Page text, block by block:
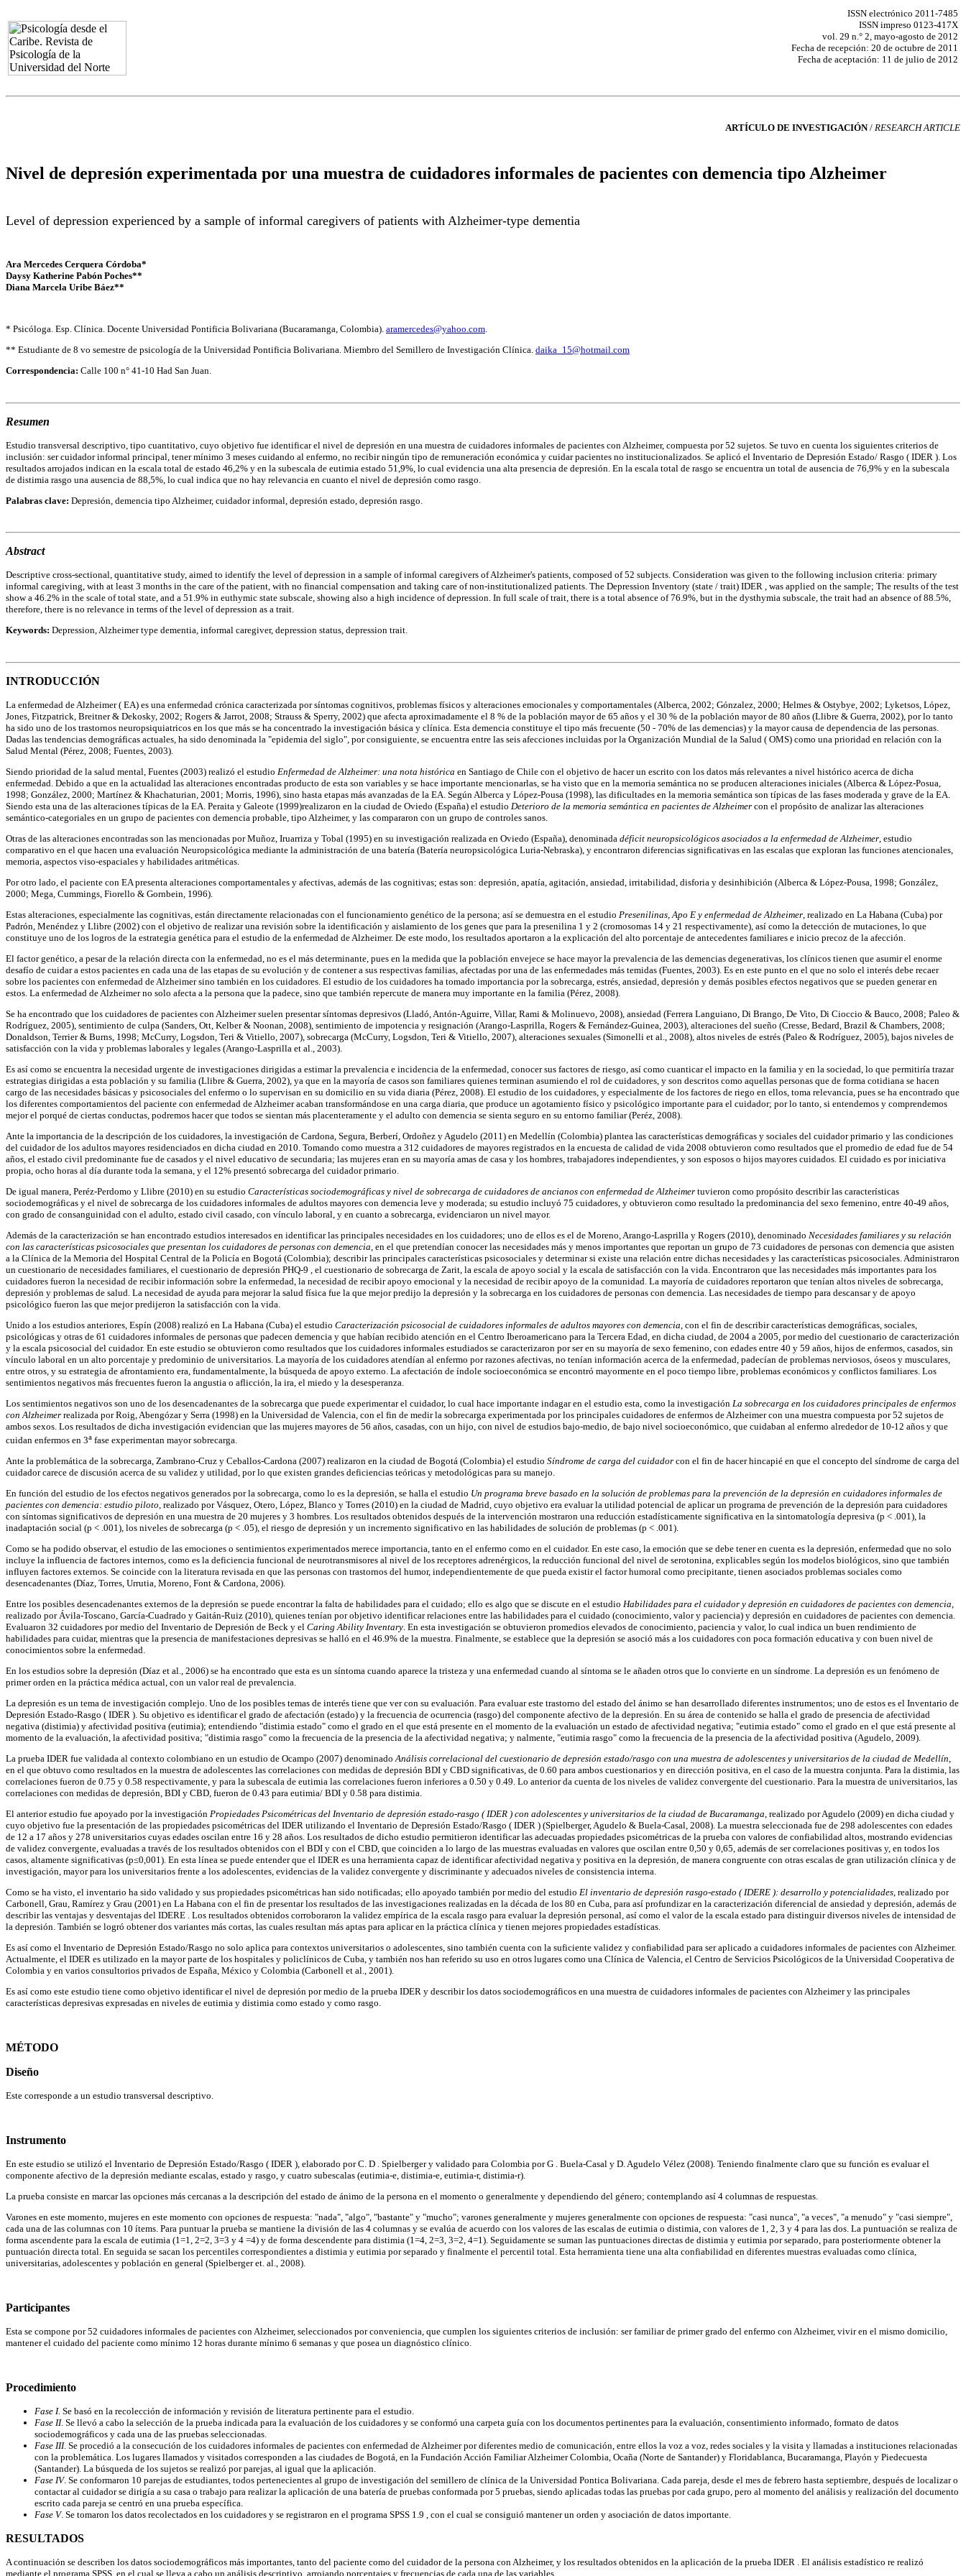
ISSN electrónico 2011-7485
ISSN impreso 0123-417X
vol. 29 n.° 2, mayo-agosto de 2012
Fecha de recepción: 20 de octubre de 2011
Fecha de aceptación: 11 de julio de 2012
ARTÍCULO DE INVESTIGACIÓN/ RESEARCH ARTICLE
Nivel de depresión experimentada por una muestra de cuidadores informales de pacientes con demencia tipo Alzheimer
Level of depression experienced by a sample of informal caregivers of patients with Alzheimer-type dementia
Ara Mercedes Cerquera Córdoba*
Daysy Katherine Pabón Poches**
Diana Marcela Uribe Báez**
* Psicóloga. Esp. Clínica. Docente Universidad Pontificia Bolivariana (Bucaramanga, Colombia). aramercedes@yahoo.com.
** Estudiante de 8 vo semestre de psicología de la Universidad Pontificia Bolivariana. Miembro del Semillero de Investigación Clínica. daika_15@hotmail.com
Correspondencia: Calle 100 n° 41-10 Had San Juan.
Resumen
Estudio transversal descriptivo, tipo cuantitativo, cuyo objetivo fue identificar el nivel de depresión en una muestra de cuidadores informales de pacientes con Alzheimer, compuesta por 52 sujetos. Se tuvo en cuenta los siguientes criterios de
inclusión: ser cuidador informal principal, tener mínimo 3 meses cuidando al enfermo, no recibir ningún tipo de remuneración económica y cuidar pacientes no institucionalizados. Se aplicó el Inventario de Depresión Estado/ Rasgo ( IDER ). Los
resultados arrojados indican en la escala total de estado 46,2% y en la subescala de eutimia estado 51,9%, lo cual evidencia una alta presencia de depresión. En la escala total de rasgo se encuentra un total de ausencia de 76,9% y en la subescala
de distimia rasgo una ausencia de 88,5%, lo cual indica que no hay relevancia en cuanto el nivel de depresión como rasgo.
Palabras clave: Depresión, demencia tipo Alzheimer, cuidador informal, depresión estado, depresión rasgo.
Abstract
Descriptive cross-sectional, quantitative study, aimed to identify the level of depression in a sample of informal caregivers of Alzheimer's patients, composed of 52 subjects. Consideration was given to the following inclusion criteria: primary
informal caregiving, with at least 3 months in the care of the patient, with no financial compensation and taking care of non-institutionalized patients. The Depression Inventory (state / trait) IDER , was applied on the sample; The results of the test
show a 46.2% in the scale of total state, and a 51.9% in euthymic state subscale, showing also a high incidence of depression. In full scale of trait, there is a total absence of 76.9%, but in the dysthymia subscale, the trait had an absence of 88.5%,
therefore, there is no relevance in terms of the level of depression as a trait.
Keywords: Depression, Alzheimer type dementia, informal caregiver, depression status, depression trait.
INTRODUCCIÓN
La enfermedad de Alzheimer ( EA) es una enfermedad crónica caracterizada por síntomas cognitivos, problemas físicos y alteraciones emocionales y comportamentales (Alberca, 2002; Gónzalez, 2000; Helmes & Ostybye, 2002; Lyketsos, López,
Jones, Fitzpatrick, Breitner & Dekosky, 2002; Rogers & Jarrot, 2008; Strauss & Sperry, 2002) que afecta aproximadamente el 8 % de la población mayor de 65 años y el 30 % de la población mayor de 80 años (Llibre & Guerra, 2002), por lo tanto
ha sido uno de los trastornos neuropsiquiatricos en los que más se ha concentrado la investigación básica y clínica. Esta demencia constituye el tipo más frecuente (50 - 70% de las demencias) y la mayor causa de dependencia de las personas.
Dadas las tendencias demográficas actuales, ha sido denominada la "epidemia del siglo", por consiguiente, se encuentra entre las seis afecciones incluidas por la Organización Mundial de la Salud ( OMS) como una prioridad en relación con la
Salud Mental (Pérez, 2008; Fuentes, 2003).
Siendo prioridad de la salud mental, Fuentes (2003) realizó el estudio Enfermedad de Alzheimer: una nota histórica en Santiago de Chile con el objetivo de hacer un escrito con los datos más relevantes a nivel histórico acerca de dicha
enfermedad. Debido a que en la actualidad las alteraciones encontradas producto de esta son variables y se hace importante mencionarlas, se ha visto que en la memoria semántica no se producen alteraciones iniciales (Alberca & López-Posua,
1998; González, 2000; Martínez & Khachaturian, 2001; Morris, 1996), sino hasta etapas más avanzadas de la EA. Según Alberca y López-Pousa (1998), las dificultades en la memoria semántica son típicas de las fases moderada y grave de la EA.
Siendo esta una de las alteraciones típicas de la EA. Peraita y Galeote (1999)realizaron en la ciudad de Oviedo (España) el estudio Deterioro de la memoria semántica en pacientes de Alzheimer con el propósito de analizar las alteraciones
semántico-categoriales en un grupo de pacientes con demencia probable, tipo Alzheimer, y las compararon con un grupo de controles sanos.
Otras de las alteraciones encontradas son las mencionadas por Muñoz, Iruarriza y Tobal (1995) en su investigación realizada en Oviedo (España), denominada déficit neuropsicológicos asociados a la enfermedad de Alzheimer , estudio
comparativo en el que hacen una evaluación Neuropsicológica mediante la administración de una batería (Batería neuropsicológica Luria-Nebraska), y encontraron diferencias significativas en las escalas que exploran las funciones atencionales,
memoria, aspectos viso-espaciales y habilidades aritméticas.
Por otro lado, el paciente con EA presenta alteraciones comportamentales y afectivas, además de las cognitivas; estas son: depresión, apatía, agitación, ansiedad, irritabilidad, disforia y desinhibición (Alberca & López-Pousa, 1998; González,
2000; Mega, Cummings, Fiorello & Gornbein, 1996).
Estas alteraciones, especialmente las cognitivas, están directamente relacionadas con el funcionamiento genético de la persona; así se demuestra en el estudio Presenilinas, Apo E y enfermedad de Alzheimer , realizado en La Habana (Cuba) por
Padrón, Menéndez y Llibre (2002) con el objetivo de realizar una revisión sobre la identificación y aislamiento de los genes que para la presenilina 1 y 2 (cromosomas 14 y 21 respectivamente), así como la detección de mutaciones, lo que
constituye uno de los logros de la estrategia genética para el estudio de la enfermedad de Alzheimer. De este modo, los resultados aportaron a la explicación del alto porcentaje de antecedentes familiares e inicio precoz de la afección.
El factor genético, a pesar de la relación directa con la enfermedad, no es el más determinante, pues en la medida que la población envejece se hace mayor la prevalencia de las demencias degenerativas, los clínicos tienen que asumir el enorme
desafío de cuidar a estos pacientes en cada una de las etapas de su evolución y de contener a sus respectivas familias, afectadas por una de las enfermedades más temidas (Fuentes, 2003). Es en este punto en el que no solo el interés debe recaer
sobre los pacientes con enfermedad de Alzheimer sino también en los cuidadores. El estudio de los cuidadores ha tomado importancia por la sobrecarga, estrés, ansiedad, depresión y demás posibles efectos negativos que se pueden generar en
estos. La enfermedad de Alzheimer no solo afecta a la persona que la padece, sino que también repercute de manera muy importante en la familia (Pérez, 2008).
Se ha encontrado que los cuidadores de pacientes con Alzheimer suelen presentar síntomas depresivos (Lladó, Antón-Aguirre, Villar, Rami & Molinuevo, 2008), ansiedad (Ferrera Languiano, Di Brango, De Vito, Di Cioccio & Bauco, 2008; Paleo &
Rodríguez, 2005), sentimiento de culpa (Sanders, Ott, Kelber & Noonan, 2008), sentimiento de impotencia y resignación (Arango-Lasprilla, Rogers & Fernández-Guinea, 2003), alteraciones del sueño (Cresse, Bedard, Brazil & Chambers, 2008;
Donaldson, Terrier & Burns, 1998; McCurry, Logsdon, Teri & Vitiello, 2007), sobrecarga (McCurry, Logsdon, Teri & Vitiello, 2007), alteraciones sexuales (Simonelli et al., 2008), altos niveles de estrés (Paleo & Rodríguez, 2005), bajos niveles de
satisfacción con la vida y problemas laborales y legales (Arango-Lasprilla et al., 2003).
Es así como se encuentra la necesidad urgente de investigaciones dirigidas a estimar la prevalencia e incidencia de la enfermedad, conocer sus factores de riesgo, así como cuanticar el impacto en la familia y en la sociedad, lo que permitiría trazar
estrategias dirigidas a esta población y su familia (Llibre & Guerra, 2002), ya que en la mayoría de casos son familiares quienes terminan asumiendo el rol de cuidadores, y son descritos como aquellas personas que de forma cotidiana se hacen
cargo de las necesidades básicas y psicosociales del enfermo o lo supervisan en su domicilio en su vida diaria (Pérez, 2008). El estudio de los cuidadores, y especialmente de los factores de riego en ellos, toma relevancia, pues se ha encontrado que
los diferentes comportamientos del paciente con enfermedad de Alzheimer acaban transformándose en una carga diaria, que produce un agotamiento físico y psicológico importante para el cuidador; por lo tanto, si entendemos y comprendemos
mejor el porqué de ciertas conductas, podremos hacer que todos se sientan más placenteramente y el adulto con demencia se sienta seguro en su entorno familiar (Peréz, 2008).
Ante la importancia de la descripción de los cuidadores, la investigación de Cardona, Segura, Berberí, Ordoñez y Agudelo (2011) en Medellín (Colombia) plantea las características demográficas y sociales del cuidador primario y las condiciones
del cuidador de los adultos mayores residenciados en dicha ciudad en 2010. Tomando como muestra a 312 cuidadores de mayores registrados en la encuesta de calidad de vida 2008 obtuvieron como resultados que el promedio de edad fue de 54
años, el estado civil predominante fue de casados y el nivel educativo de secundaria; las mujeres eran en su mayoría amas de casa y los hombres, trabajadores independientes, y son esposos o hijos mayores cuidados. El cuidado es por iniciativa
propia, ocho horas al día durante toda la semana, y el 12% presentó sobrecarga del cuidador primario.
De igual manera, Peréz-Perdomo y Llibre (2010) en su estudio Características sociodemográficas y nivel de sobrecarga de cuidadores de ancianos con enfermedad de Alzheimer tuvieron como propósito describir las características
sociodemográficas y el nivel de sobrecarga de los cuidadores informales de adultos mayores con demencia leve y moderada; su estudio incluyó 75 cuidadores, y obtuvieron como resultado la predominancia del sexo femenino, entre 40-49 años,
con grado de consanguinidad con el adulto, estado civil casado, con vínculo laboral, y en cuanto a sobrecarga, evidenciaron un nivel mayor.
Además de la caracterización se han encontrado estudios interesados en identificar las principales necesidades en los cuidadores; uno de ellos es el de Moreno, Arango-Lasprilla y Rogers (2010), denominado Necesidades familiares y su relación
con las características psicosociales que presentan los cuidadores de personas con demencia , en el que pretendían conocer las necesidades más y menos importantes que reportan un grupo de 73 cuidadores de personas con demencia que asisten
a la Clínica de la Memoria del Hospital Central de la Policía en Bogotá (Colombia); describir las principales características psicosociales y determinar si existe una relación entre dichas necesidades y las características psicosociales. Administraron
un cuestionario de necesidades familiares, el cuestionario de depresión PHQ-9 , el cuestionario de sobrecarga de Zarit, la escala de apoyo social y la escala de satisfacción con la vida. Encontraron que las necesidades más importantes para los
cuidadores fueron la necesidad de recibir información sobre la enfermedad, la necesidad de recibir apoyo emocional y la necesidad de recibir apoyo de la comunidad. La mayoría de cuidadores reportaron que tenían altos niveles de sobrecarga,
depresión y problemas de salud. La necesidad de ayuda para mejorar la salud física fue la que mejor predijo la depresión y la sobrecarga en los cuidadores de personas con demencia. Las necesidades de tiempo para descansar y de apoyo
psicológico fueron las que mejor predijeron la satisfacción con la vida.
Unido a los estudios anteriores, Espín (2008) realizó en La Habana (Cuba) el estudio Caracterización psicosocial de cuidadores informales de adultos mayores con demencia , con el fin de describir características demográficas, sociales,
psicológicas y otras de 61 cuidadores informales de personas que padecen demencia y que habían recibido atención en el Centro Iberoamericano para la Tercera Edad, en dicha ciudad, de 2004 a 2005, por medio del cuestionario de caracterización
y la escala psicosocial del cuidador. En este estudio se obtuvieron como resultados que los cuidadores informales estudiados se caracterizaron por ser en su mayoría de sexo femenino, con edades entre 40 y 59 años, hijos de enfermos, casados, sin
vínculo laboral en un alto porcentaje y predominio de universitarios. La mayoría de los cuidadores atendían al enfermo por razones afectivas, no tenían información acerca de la enfermedad, padecían de problemas nerviosos, óseos y musculares,
entre otros, y su estrategia de afrontamiento era, fundamentalmente, la búsqueda de apoyo externo. La afectación de índole socioeconómica se encontró mayormente en el poco tiempo libre, problemas económicos y conflictos familiares. Los
sentimientos negativos más frecuentes fueron la angustia o aflicción, la ira, el miedo y la desesperanza.
Los sentimientos negativos son uno de los desencadenantes de la sobrecarga que puede experimentar el cuidador, lo cual hace importante indagar en el estudio esta, como la investigación La sobrecarga en los cuidadores principales de enfermos
con Alzheimer realizada por Roig, Abengózar y Serra (1998) en la Universidad de Valencia, con el fin de medir la sobrecarga experimentada por los principales cuidadores de enfermos de Alzheimer con una muestra compuesta por 52 sujetos de
ambos sexos. Los resultados de dicha investigación evidencian que las mujeres mayores de 56 años, casadas, con un hijo, con nivel de estudios bajo-medio, de bajo nivel socioeconómico, que cuidaban al enfermo alrededor de 10-12 años y que
cuidan enfermos en 3a fase experimentan mayor sobrecarga.
Ante la problemática de la sobrecarga, Zambrano-Cruz y Ceballos-Cardona (2007) realizaron en la ciudad de Bogotá (Colombia) el estudio Síndrome de carga del cuidador con el fin de hacer hincapié en que el concepto del síndrome de carga del
cuidador carece de discusión acerca de su validez y utilidad, por lo que existen grandes deficiencias teóricas y metodológicas para su manejo.
En función del estudio de los efectos negativos generados por la sobrecarga, como lo es la depresión, se halla el estudio Un programa breve basado en la solución de problemas para la prevención de la depresión en cuidadores informales de
pacientes con demencia: estudio piloto , realizado por Vásquez, Otero, López, Blanco y Torres (2010) en la ciudad de Madrid, cuyo objetivo era evaluar la utilidad potencial de aplicar un programa de prevención de la depresión para cuidadores
con síntomas significativos de depresión en una muestra de 20 mujeres y 3 hombres. Los resultados obtenidos después de la intervención mostraron una reducción estadísticamente significativa en la sintomatología depresiva (p < .001), la
inadaptación social (p < .001), los niveles de sobrecarga (p < .05), el riesgo de depresión y un incremento significativo en las habilidades de solución de problemas (p < .001).
Como se ha podido observar, el estudio de las emociones o sentimientos experimentados merece importancia, tanto en el enfermo como en el cuidador. En este caso, la emoción que se debe tener en cuenta es la depresión, enfermedad que no solo
incluye la influencia de factores internos, como es la deficiencia funcional de neurotransmisores al nivel de los receptores adrenérgicos, la reducción funcional del nivel de serotonina, explicables según los modelos biológicos, sino que también
influyen factores externos. Se coincide con la literatura revisada en que las personas con trastornos del humor, independientemente de que pueda existir el factor humoral como precipitante, tienen asociados problemas sociales como
desencadenantes (Díaz, Torres, Urrutia, Moreno, Font & Cardona, 2006).
Entre los posibles desencadenantes externos de la depresión se puede encontrar la falta de habilidades para el cuidado; ello es algo que se discute en el estudio Habilidades para el cuidador y depresión en cuidadores de pacientes con demencia
realizado por Ávila-Toscano, García-Cuadrado y Gaitán-Ruiz (2010), quienes tenían por objetivo identificar relaciones entre las habilidades para el cuidado (conocimiento, valor y paciencia) y depresión en cuidadores de pacientes con demencia.
Evaluaron 32 cuidadores por medio del Inventario de Depresión de Beck y el Caring Ability Inventary . En esta investigación se obtuvieron promedios elevados de conocimiento, paciencia y valor, lo cual indica un buen rendimiento de
habilidades para cuidar, mientras que la presencia de manifestaciones depresivas se halló en el 46.9% de la muestra. Finalmente, se establece que la depresión se asoció más a los cuidadores con poca formación educativa y con buen nivel de
conocimientos sobre la enfermedad.
En los estudios sobre la depresión (Díaz et al., 2006) se ha encontrado que esta es un síntoma cuando aparece la tristeza y una enfermedad cuando al síntoma se le añaden otros que lo convierte en un síndrome. La depresión es un fenómeno de
primer orden en la práctica médica actual, con un valor real de prevalencia.
La depresión es un tema de investigación complejo. Uno de los posibles temas de interés tiene que ver con su evaluación. Para evaluar este trastorno del estado del ánimo se han desarrollado diferentes instrumentos; uno de estos es el Inventario de
Depresión Estado-Rasgo ( IDER ). Su objetivo es identificar el grado de afectación (estado) y la frecuencia de ocurrencia (rasgo) del componente afectivo de la depresión. En su área de contenido se halla el grado de presencia de afectividad
negativa (distimia) y afectividad positiva (eutimia); entendiendo "distimia estado" como el grado en el que está presente en el momento de la evaluación un estado de afectividad negativa; "eutimia estado" como el grado en el que está presente al
momento de la evaluación, la afectividad positiva; "distimia rasgo" como la frecuencia de la presencia de la afectividad negativa; y nalmente, "eutimia rasgo" como la frecuencia de la presencia de la afectividad positiva (Agudelo, 2009).
La prueba IDER fue validada al contexto colombiano en un estudio de Ocampo (2007) denominado Análisis correlacional del cuestionario de depresión estado/rasgo con una muestra de adolescentes y universitarios de la ciudad de Medellín
en el que obtuvo como resultados en la muestra de adolescentes las correlaciones con medidas de depresión BDI y CBD significativas, de 0.60 para ambos cuestionarios y en dirección positiva, en el caso de la muestra conjunta. Para la distimia, las
correlaciones fueron de 0.75 y 0.58 respectivamente, y para la subescala de eutimia las correlaciones fueron inferiores a 0.50 y 0.49. Lo anterior da cuenta de los niveles de validez convergente del cuestionario. Para la muestra de universitarios, las
correlaciones con medidas de depresión, BDI y CBD, fueron de 0.43 para eutimia/ BDI y 0.58 para distimia.
El anterior estudio fue apoyado por la investigación Propiedades Psicométricas del Inventario de depresión estado-rasgo ( IDER ) con adolescentes y universitarios de la ciudad de Bucaramanga , realizado por Agudelo (2009) en dicha ciudad y
cuyo objetivo fue la presentación de las propiedades psicométricas del IDER utilizando el Inventario de Depresión Estado/Rasgo ( IDER ) (Spielberger, Agudelo & Buela-Casal, 2008). La muestra seleccionada fue de 298 adolescentes con edades
de 12 a 17 años y 278 universitarios cuyas edades oscilan entre 16 y 28 años. Los resultados de dicho estudio permitieron identificar las adecuadas propiedades psicométricas de la prueba con valores de confiabilidad altos, mostrando evidencias
de validez convergente, evaluadas a través de los resultados obtenidos con el BDI y con el CBD, que coinciden a lo largo de las muestras evaluadas en valores que oscilan entre 0,50 y 0,65, además de ser correlaciones positivas y, en todos los
casos, altamente significativas (p≤0,001). En esta línea se puede entender que el IDER es una herramienta capaz de identificar afectividad negativa y positiva en la depresión, de manera congruente con otras escalas de gran utilización clínica y de
investigación, mayor para los universitarios frente a los adolescentes, evidencias de la validez convergente y discriminante y adecuados niveles de consistencia interna.
Como se ha visto, el inventario ha sido validado y sus propiedades psicométricas han sido notificadas; ello apoyado también por medio del estudio El inventario de depresión rasgo-estado ( IDERE ): desarrollo y potencialidades , realizado por
Carbonell, Grau, Ramírez y Grau (2001) en La Habana con el fin de presentar los resultados de las investigaciones realizadas en la década de los 80 en Cuba, para así profundizar en la caracterización diferencial de ansiedad y depresión, además de
describir las ventajas y desventajas del IDERE . Los resultados obtenidos corroboraron la validez empírica de la escala rasgo para evaluar la depresión personal, así como el valor de la escala estado para distinguir diversos niveles de intensidad de
la depresión. También se logró obtener dos variantes más cortas, las cuales resultan más aptas para aplicar en la práctica clínica y tienen mejores propiedades estadísticas.
Es así como el Inventario de Depresión Estado/Rasgo no solo aplica para contextos universitarios o adolescentes, sino también cuenta con la suficiente validez y confiabilidad para ser aplicado a cuidadores informales de pacientes con Alzheimer.
Actualmente, el IDER es utilizado en la mayor parte de los hospitales y policlínicos de Cuba, y también nos han referido su uso en otros lugares como una Clínica de Valencia, el Centro de Servicios Psicológicos de la Universidad Cooperativa de
Colombia y en varios consultorios privados de España, México y Colombia (Carbonell et al., 2001).
Es así como este estudio tiene como objetivo identificar el nivel de depresión por medio de la prueba IDER y describir los datos sociodemográficos en una muestra de cuidadores informales de pacientes con Alzheimer y las principales
características depresivas expresadas en niveles de eutimia y distimia como estado y como rasgo.
MÉTODO
Diseño
Este corresponde a un estudio transversal descriptivo.
Instrumento
En este estudio se utilizó el Inventario de Depresión Estado/Rasgo ( IDER ), elaborado por C. D . Spielberger y validado para Colombia por G . Buela-Casal y D. Agudelo Vélez (2008). Teniendo finalmente claro que su función es evaluar el
componente afectivo de la depresión mediante escalas, estado y rasgo, y cuatro subescalas (eutimia-e, distimia-e, eutimia-r, distimia-r).
La prueba consiste en marcar las opciones más cercanas a la descripción del estado de ánimo de la persona en el momento o generalmente y dependiendo del género; contemplando así 4 columnas de respuestas.
Varones en este momento, mujeres en este momento con opciones de respuesta: "nada", "algo", "bastante" y "mucho"; varones generalmente y mujeres generalmente con opciones de respuesta: "casi nunca", "a veces", "a menudo" y "casi siempre",
cada una de las columnas con 10 ítems. Para puntuar la prueba se mantiene la división de las 4 columnas y se evalúa de acuerdo con los valores de las escalas de eutimia o distimia, con valores de 1, 2, 3 y 4 para las dos. La puntuación se realiza de
forma ascendente para la escala de eutimia (1=1, 2=2, 3=3 y 4 =4) y de forma descendente para distimia (1=4, 2=3, 3=2, 4=1). Seguidamente se suman las puntuaciones directas de distimia y eutimia por separado, para posteriormente obtener la
puntuación directa total. En seguida se sacan los percentiles correspondientes a distimia y eutimia por separado y finalmente el percentil total. Esta herramienta tiene una alta confiabilidad en diferentes muestras evaluadas como clínica,
universitarias, adolescentes y población en general (Spielberger et. al., 2008).
Participantes
Esta se compone por 52 cuidadores informales de pacientes con Alzheimer, seleccionados por conveniencia, que cumplen los siguientes criterios de inclusión: ser familiar de primer grado del enfermo con Alzheimer, vivir en el mismo domicilio,
mantener el cuidado del paciente como mínimo 12 horas durante mínimo 6 semanas y que posea un diagnóstico clínico.
Procedimiento
Fase I. Se basó en la recolección de información y revisión de literatura pertinente para el estudio.
Fase II. Se llevó a cabo la selección de la prueba indicada para la evaluación de los cuidadores y se conformó una carpeta guía con los documentos pertinentes para la evaluación, consentimiento informado, formato de datos
sociodemográficos y cada una de las pruebas seleccionadas.
Fase III. Se procedió a la consecución de los cuidadores informales de pacientes con enfermedad de Alzheimer por diferentes medio de comunicación, entre ellos la voz a voz, redes sociales y la visita y llamadas a instituciones relacionadas
con la problemática. Los lugares llamados y visitados corresponden a las ciudades de Bogotá, en la Fundación Acción Familiar Alzheimer Colombia, Ocaña (Norte de Santander) y Floridablanca, Bucaramanga, Playón y Piedecuesta
(Santander). La búsqueda de los sujetos se realizó por parejas, al igual que la aplicación.
Fase IV. Se conformaron 10 parejas de estudiantes, todos pertenecientes al grupo de investigación del semillero de clínica de la Universidad Pontica Bolivariana. Cada pareja, desde el mes de febrero hasta septiembre, después de localizar o
contactar al cuidador se dirigía a su casa o trabajo para realizar la aplicación de una batería de pruebas conformada por 5 pruebas, siendo aplicadas todas las pruebas por cada grupo, pero al momento del análisis y realización del documento
escrito cada pareja se centró en una prueba específica.
Fase V. Se tomaron los datos recolectados en los cuidadores y se registraron en el programa SPSS 1.9 , con el cual se consiguió mantener un orden y asociación de datos importante.
RESULTADOS
A continuación se describen los datos sociodemográficos más importantes, tanto del paciente como del cuidador de la persona con Alzheimer, y los resultados obtenidos en la aplicación de la prueba IDER . El análisis estadístico re realizó
mediante el programa SPSS, en el cual se lleva a cabo un análisis descriptivo, arrojando porcentajes y frecuencias de cada una de las variables.